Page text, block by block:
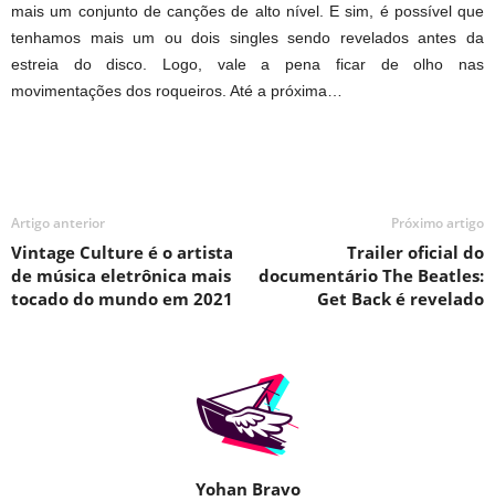
mais um conjunto de canções de alto nível. E sim, é possível que
tenhamos mais um ou dois singles sendo revelados antes da
estreia do disco. Logo, vale a pena ficar de olho nas
movimentações dos roqueiros. Até a próxima…
Artigo anterior
Vintage Culture é o artista
de música eletrônica mais
tocado do mundo em 2021
Próximo artigo
Trailer oficial do
documentário The Beatles:
Get Back é revelado
Yohan Bravo